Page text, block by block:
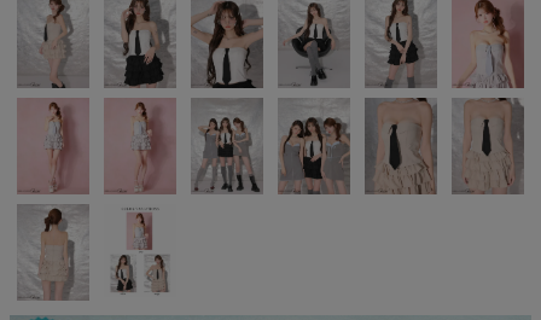
Pleaser